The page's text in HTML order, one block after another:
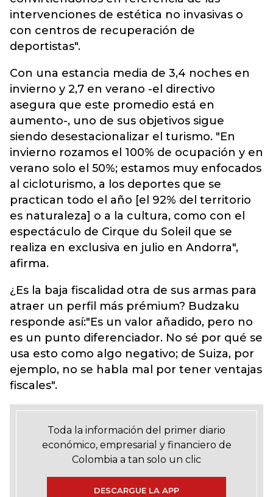
intervenciones de estética no invasivas o
con centros de recuperación de
deportistas".
Con una estancia media de 3,4 noches en
invierno y 2,7 en verano -el directivo
asegura que este promedio está en
aumento-, uno de sus objetivos sigue
siendo desestacionalizar el turismo. "En
invierno rozamos el 100% de ocupación y en
verano solo el 50%; estamos muy enfocados
al cicloturismo, a los deportes que se
practican todo el año [el 92% del territorio
es naturaleza] o a la cultura, como con el
espectáculo de Cirque du Soleil que se
realiza en exclusiva en julio en Andorra",
afirma.
¿Es la baja fiscalidad otra de sus armas para
atraer un perfil más prémium? Budzaku
responde así:"Es un valor añadido, pero no
es un punto diferenciador. No sé por qué se
usa esto como algo negativo; de Suiza, por
ejemplo, no se habla mal por tener ventajas
fiscales".
Toda la información del primer diario
económico, empresarial y financiero de
Colombia a tan solo un clic
DESCARGUE LA APP